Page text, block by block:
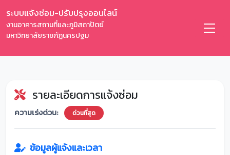
ระบบแจ้งซ่อม-ปรับปรุงออนไลน์
งานอาคารสถานที่และภูมิสถาปัตย์
มหาวิทยาลัยราชภัฏนครปฐม
รายละเอียดการแจ้งซ่อม
ความเร่งด่วน: ด่วนที่สุด
ข้อมูลผู้แจ้งและเวลา